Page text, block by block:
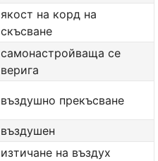
якост на корд на
скъсване
самонастройваща се
верига
въздушно прекъсване
въздушен
изтичане на въздух